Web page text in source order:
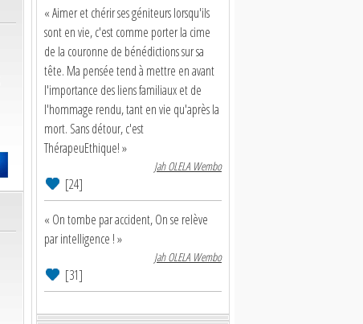
« Aimer et chérir ses géniteurs lorsqu'ils
sont en vie, c'est comme porter la cime
de la couronne de bénédictions sur sa
tête. Ma pensée tend à mettre en avant
l'importance des liens familiaux et de
l'hommage rendu, tant en vie qu'après la
mort. Sans détour, c'est
ThérapeuEthique! »
Jah OLELA Wembo
[24]
« On tombe par accident, On se relève
par intelligence ! »
Jah OLELA Wembo
[31]